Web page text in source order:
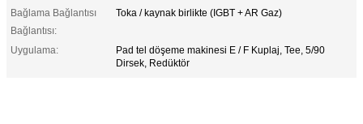
Bağlama Bağlantısı
Bağlantısı:
Toka / kaynak birlikte (IGBT + AR Gaz)
Uygulama:
Pad tel döşeme makinesi E / F Kuplaj, Tee, 5/90
Dirsek, Redüktör